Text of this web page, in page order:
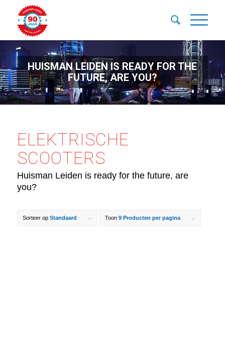
HUISMAN LEIDEN IS READY FOR THE
FUTURE, ARE YOU?
ELEKTRISCHE
SCOOTERS
Huisman Leiden is ready for the future, are
you?
Sorteer op Standaard Toon 9 Producten per pagina